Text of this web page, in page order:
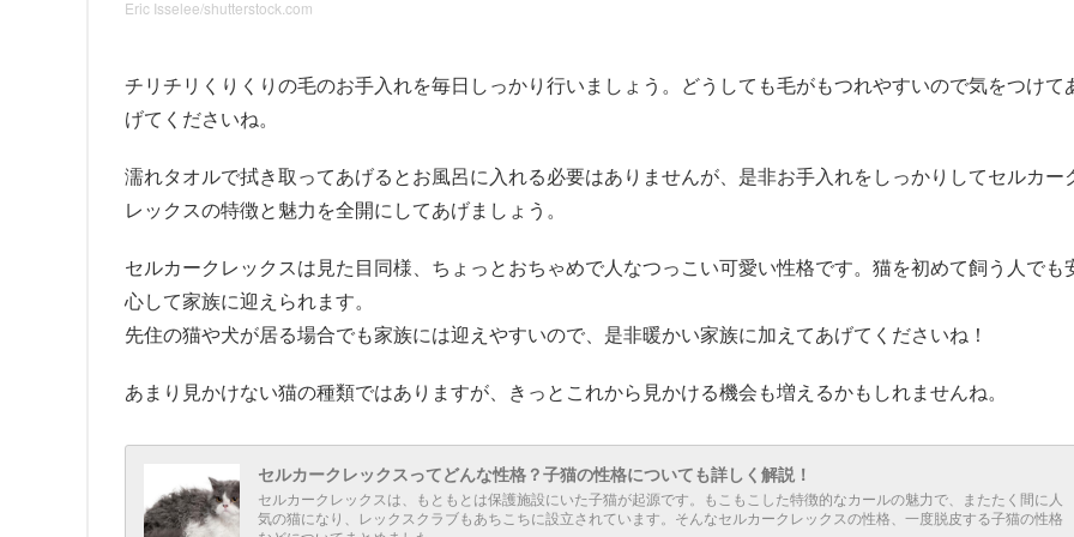
Eric Isselee/shutterstock.com
チリチリくりくりの毛のお手入れを毎日しっかり行いましょう。どうしても毛がもつれやすいので気をつけて
げてくださいね。
濡れタオルで拭き取ってあげるとお風呂に入れる必要はありませんが、是非お手入れをしっかりしてセルカー
レックスの特徴と魅力を全開にしてあげましょう。
セルカークレックスは見た目同様、ちょっとおちゃめで人なつっこい可愛い性格です。猫を初めて飼う人でも
心して家族に迎えられます。
先住の猫や犬が居る場合でも家族には迎えやすいので、是非暖かい家族に加えてあげてくださいね！
あまり見かけない猫の種類ではありますが、きっとこれから見かける機会も増えるかもしれませんね。
セルカークレックスってどんな性格？子猫の性格についても詳しく解説！
セルカークレックスは、もともとは保護施設にいた子猫が起源です。もこもこした特徴的なカールの魅力で、またたく間に人
気の猫になり、レックスクラブもあちこちに設立されています。そんなセルカークレックスの性格、一度脱皮する子猫の性格